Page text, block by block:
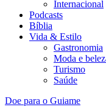
Internacional
Podcasts
Bíblia
Vida & Estilo
Gastronomia
Moda e
Turismo
Saúde
Doe para o Guiame